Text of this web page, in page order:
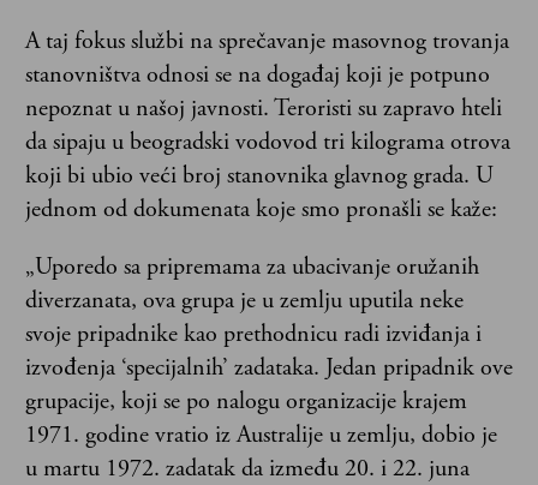
A taj fokus službi na sprečavanje masovnog trovanja
stanovništva odnosi se na događaj koji je potpuno
nepoznat u našoj javnosti. Teroristi su zapravo hteli
da sipaju u beogradski vodovod tri kilograma otrova
koji bi ubio veći broj stanovnika glavnog grada. U
jednom od dokumenata koje smo pronašli se kaže:
„Uporedo sa pripremama za ubacivanje oružanih
diverzanata, ova grupa je u zemlju uputila neke
svoje pripadnike kao prethodnicu radi izviđanja i
izvođenja ‘specijalnih’ zadataka. Jedan pripadnik ove
grupacije, koji se po nalogu organizacije krajem
1971. godine vratio iz Australije u zemlju, dobio je
u martu 1972. zadatak da između 20. i 22. juna